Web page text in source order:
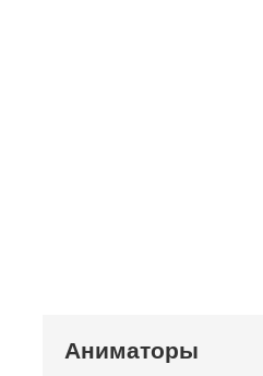
Аниматоры